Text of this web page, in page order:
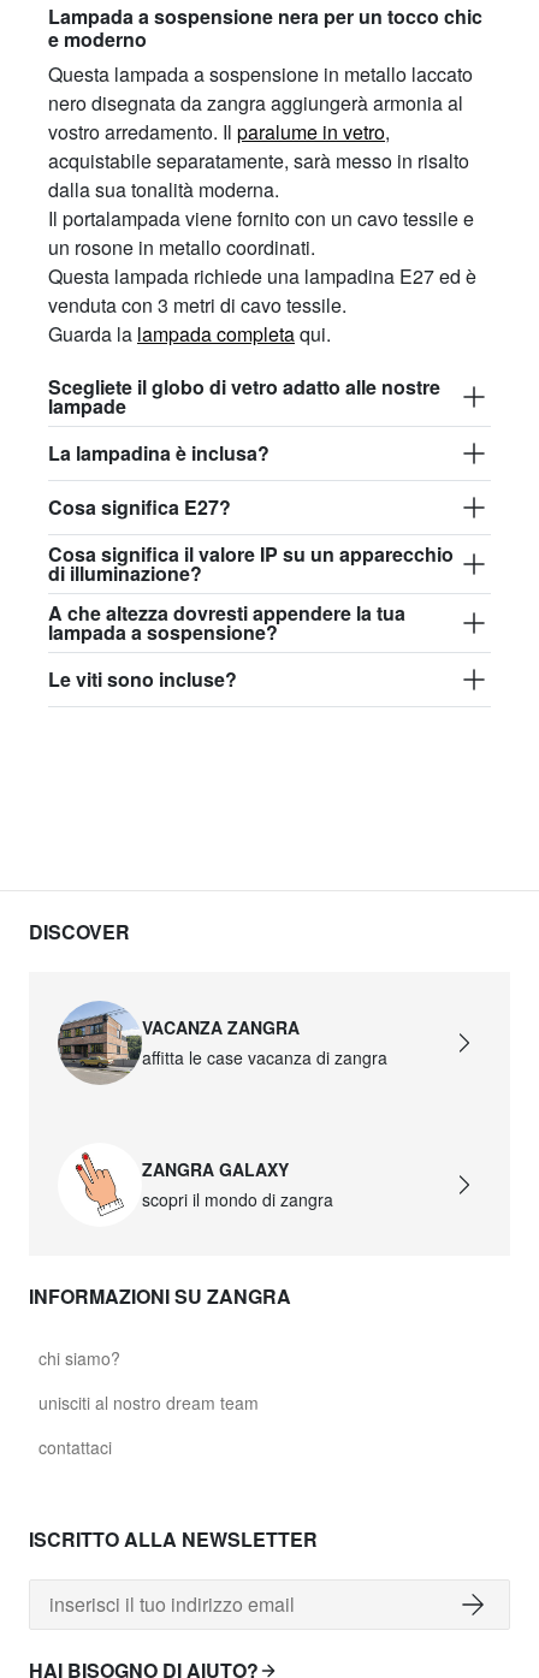
Lampada a sospensione nera per un tocco chic
e moderno
Questa lampada a sospensione in metallo laccato
nero disegnata da zangra aggiungerà armonia al
vostro arredamento. Il paralume in vetro,
acquistabile separatamente, sarà messo in risalto
dalla sua tonalità moderna.
Il portalampada viene fornito con un cavo tessile e
un rosone in metallo coordinati.
Questa lampada richiede una lampadina E27 ed è
venduta con 3 metri di cavo tessile.
Guarda la lampada completaqui.
Scegliete il globo di vetro adatto alle nostre
lampade
La lampadina è inclusa?
Cosa significa E27?
Cosa significa il valore IP su un apparecchio
di illuminazione?
A che altezza dovresti appendere la tua
lampada a sospensione?
Le viti sono incluse?
DISCOVER
VACANZA ZANGRA
affitta le case vacanza di zangra
ZANGRA GALAXY
scopri il mondo di zangra
INFORMAZIONI SU ZANGRA
chi siamo?
unisciti al nostro dream team
contattaci
ISCRITTO ALLA NEWSLETTER
HAI BISOGNO DI AIUTO?